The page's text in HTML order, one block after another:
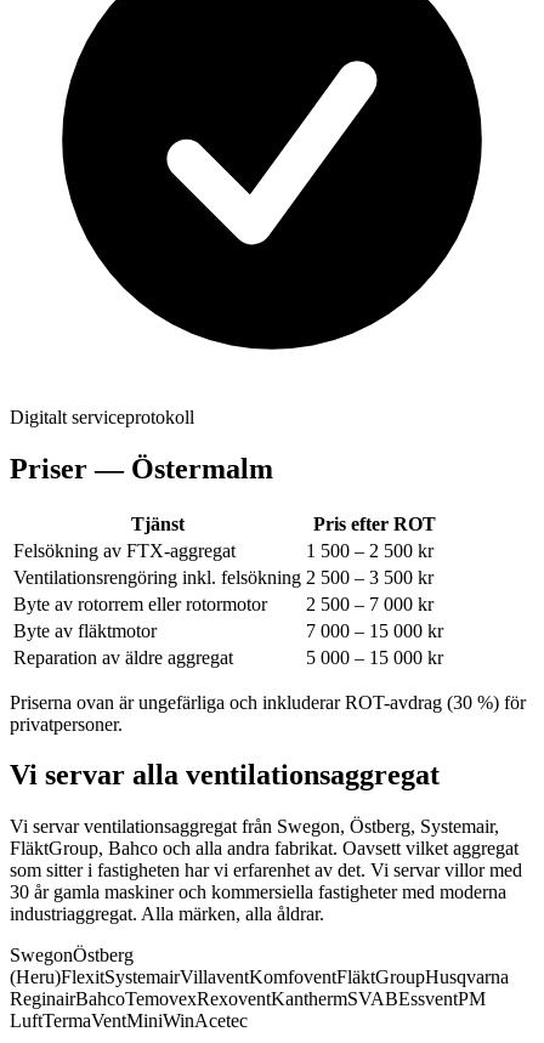
Digitalt serviceprotokoll
Priser — Östermalm
Tjänst
Pris efter ROT
Felsökning av FTX-aggregat
1 500 – 2 500 kr
Ventilationsrengöring inkl. felsökning 2 500 – 3 500 kr
Byte av rotorrem eller rotormotor
2 500 – 7 000 kr
Byte av fläktmotor
7 000 – 15 000 kr
Reparation av äldre aggregat
5 000 – 15 000 kr
Priserna ovan är ungefärliga och inkluderar ROT-avdrag (30 %) för
privatpersoner.
Vi servar alla ventilationsaggregat
Vi servar ventilationsaggregat från Swegon, Östberg, Systemair,
FläktGroup, Bahco och alla andra fabrikat. Oavsett vilket aggregat
som sitter i fastigheten har vi erfarenhet av det. Vi servar villor med
30 år gamla maskiner och kommersiella fastigheter med moderna
industriaggregat. Alla märken, alla åldrar.
SwegonÖstberg
(Heru)FlexitSystemairVillaventKomfoventFläktGroupHusqvarna
ReginairBahcoTemovexRexoventKanthermSVABEssventPM
LuftTermaVentMiniWinAcetec